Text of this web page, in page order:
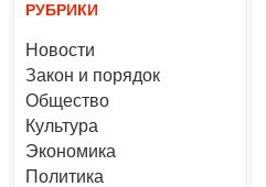
РУБРИКИ
Новости
Закон и порядок
Общество
Культура
Экономика
Политика